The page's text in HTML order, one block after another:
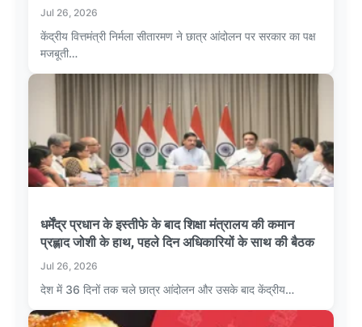
Jul 26, 2026
केंद्रीय वित्तमंत्री निर्मला सीतारमण ने छात्र आंदोलन पर सरकार का पक्ष
मजबूती…
धर्मेंद्र प्रधान के इस्तीफे के बाद शिक्षा मंत्रालय की कमान
प्रह्लाद जोशी के हाथ, पहले दिन अधिकारियों के साथ की बैठक
Jul 26, 2026
देश में 36 दिनों तक चले छात्र आंदोलन और उसके बाद केंद्रीय…